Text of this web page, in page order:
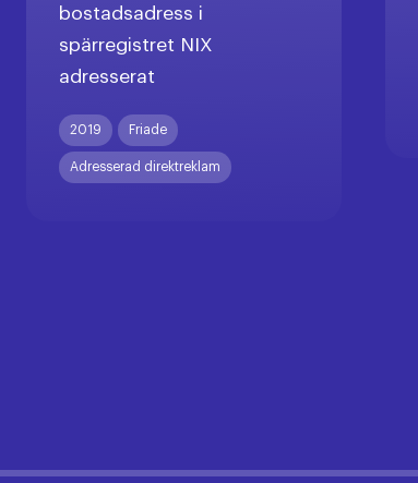
bostadsadress i
spärregistret NIX
adresserat
2019 Friade
Adresserad direktreklam